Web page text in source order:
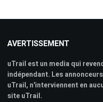
AVERTISSEMENT
uTrail est un media qui
indépendant. Les
uTrail, n'interviennent en
site uTrail.